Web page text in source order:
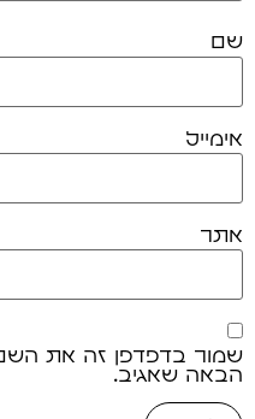
שם
אימייל
אתר
שמור בדפדפן זה את
הבאה שאגיב.